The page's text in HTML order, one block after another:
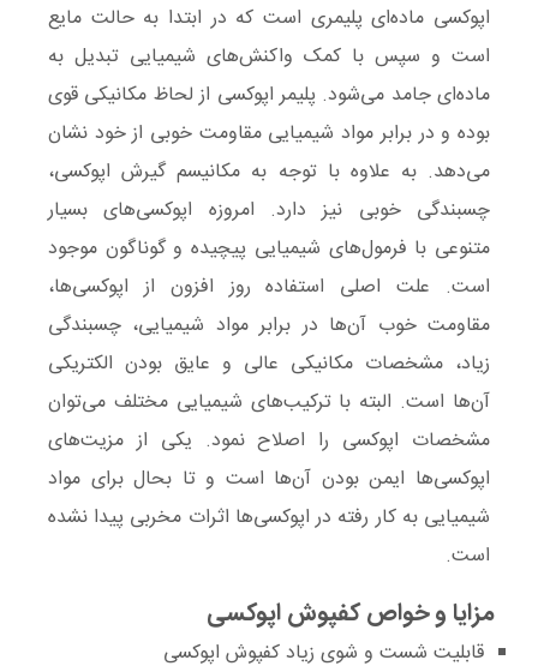
اپوکسی ماده‌ای پلیمری است که در ابتدا به حالت مایع
است و سپس با کمک واکنش‌های شیمیایی تبدیل به
ماده‌ای جامد می‌شود. پلیمر اپوکسی از لحاظ مکانیکی قوی
بوده و در برابر مواد شیمیایی مقاومت خوبی از خود نشان
می‌دهد. به علاوه با توجه به مکانیسم گیرش اپوکسی،
چسبندگی خوبی نیز دارد. امروزه اپوکسی‌های بسیار
متنوعی با فرمول‌های شیمیایی پیچیده و گوناگون موجود
است. علت اصلی استفاده روز افزون از اپوکسی‌ها،
مقاومت خوب آن‌ها در برابر مواد شیمیایی، چسبندگی
زیاد، مشخصات مکانیکی عالی و عایق بودن الکتریکی
آن‌ها است. البته با ترکیب‌های شیمیایی مختلف می‌توان
مشخصات اپوکسی را اصلاح نمود. یکی از مزیت‌های
اپوکسی‌ها ایمن بودن آن‌ها است و تا بحال برای مواد
شیمیایی به کار رفته در اپوکسی‌ها اثرات مخربی پیدا نشده
است.
مزایا و خواص کفپوش اپوکسی
قابلیت شست و شوی زیاد کفپوش اپوکسی